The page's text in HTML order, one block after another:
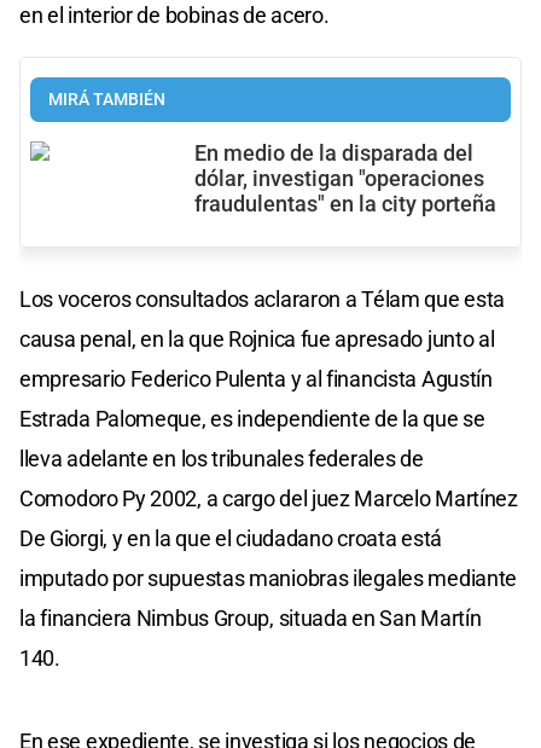
en el interior de bobinas de acero.
MIRÁ TAMBIÉN
En medio de la disparada del
dólar, investigan "operaciones
fraudulentas" en la city porteña
Los voceros consultados aclararon a Télam que esta
causa penal, en la que Rojnica fue apresado junto al
empresario Federico Pulenta y al financista Agustín
Estrada Palomeque, es independiente de la que se
lleva adelante en los tribunales federales de
Comodoro Py 2002, a cargo del juez Marcelo Martínez
De Giorgi, y en la que el ciudadano croata está
imputado por supuestas maniobras ilegales mediante
la financiera Nimbus Group, situada en San Martín
140.
En ese expediente, se investiga si los negocios de